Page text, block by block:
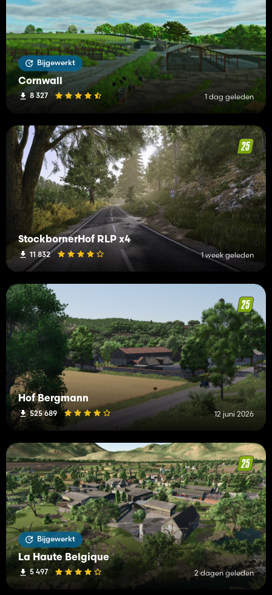
Bijgewerkt
Cornwall
8 327 1 dag geleden
StockbornerHof RLP x4
11 832 1 week geleden
Hof Bergmann
525 689 12 juni 2026
Bijgewerkt
La Haute Belgique
5 497 2 dagen geleden